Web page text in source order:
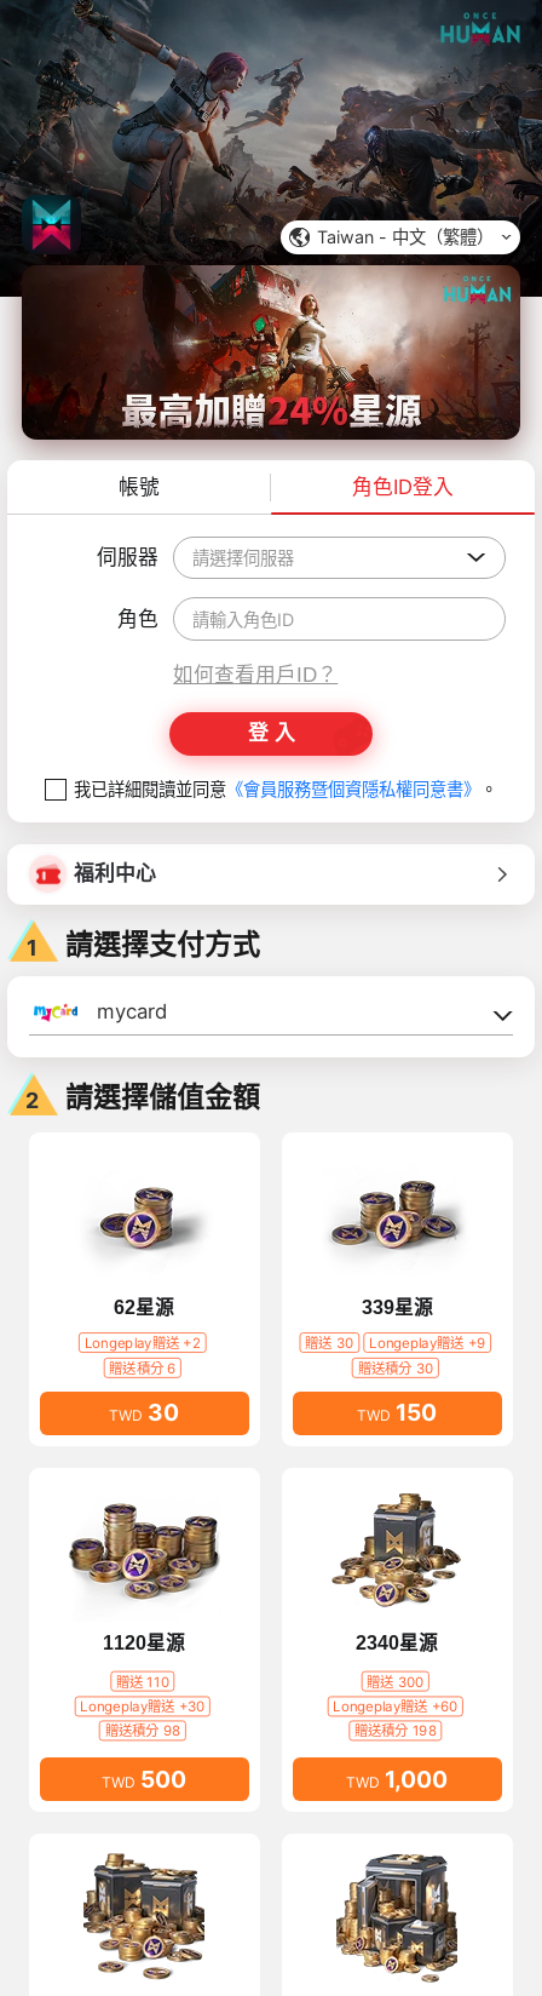
Taiwan - 中文（繁體）
帳號 角色ID登入
伺服器 請選擇伺服器
角色
如何查看用戶ID？
登 入
我已詳細閱讀並同意《會員服務暨個資隱私權同意書》 。
福利中心
1 請選擇支付方式
mycard
2 請選擇儲值金額
62星源
Longeplay贈送 +2
贈送積分 6
TWD 30
339星源
贈送 30
Longeplay贈送 +9
贈送積分 30
TWD 150
1120星源
贈送 110
Longeplay贈送 +30
贈送積分 98
TWD 500
2340星源
贈送 300
Longeplay贈送 +60
贈送積分 198
TWD 1,000